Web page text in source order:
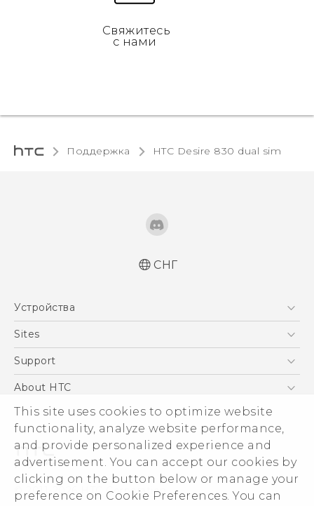
This site uses cookies to optimize website
functionality, analyze website performance,
and provide personalized experience and
advertisement. You can accept our cookies by
clicking on the button below or manage your
preference on Cookie Preferences. You can
Свяжитесь
с нами
Поддержка HTC Desire 830 dual sim‎
Русский - Руководство пользователя
Русский - Руководство по безопасности и
соответствию стандартам
Қазақ - жұмысты бастау нұсқаулығы
Қазақ - Пайдаланушы нұсқаулығы
ақпараты
English - Quick start guide
English - User manual
English - Safety and regulatory guide
СНГ
Устройства
5G
EXODUS
VIVE
Sites
HTC Dev
Support
ПОДДЕРЖКА
About HTC
ESG
Инвестирование
Политика конфиденциальности
Безопасность продуктов
Вакансии
© 2011-2026 HTC Corporation